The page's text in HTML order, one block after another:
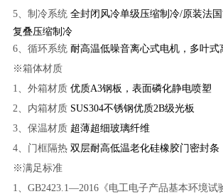
5、 制冷系统全封闭风冷单级压缩制冷/原装法
复叠压缩制冷
6、 循环系统耐高温低噪音离心式电机，多叶式
※箱体材质
1、 外箱材质优质A3钢板，表面磷化静电喷塑
2、 内箱材质SUS304不锈钢优质2B级光板
3、 保温材质超薄超细玻璃纤维
4、 门框隔热双层耐高低温老化硅橡胶门密封条
※满足标准
1、 GB2423.1—2016《电工电子产品基本环境试